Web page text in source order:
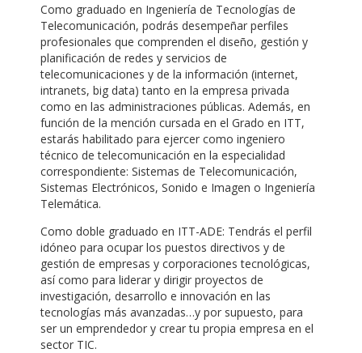
Como graduado en Ingeniería de Tecnologías de
Telecomunicación, podrás desempeñar perfiles
profesionales que comprenden el diseño, gestión y
planificación de redes y servicios de
telecomunicaciones y de la información (internet,
intranets, big data) tanto en la empresa privada
como en las administraciones públicas. Además, en
función de la mención cursada en el Grado en ITT,
estarás habilitado para ejercer como ingeniero
técnico de telecomunicación en la especialidad
correspondiente: Sistemas de Telecomunicación,
Sistemas Electrónicos, Sonido e Imagen o Ingeniería
Telemática.
Como doble graduado en ITT-ADE: Tendrás el perfil
idóneo para ocupar los puestos directivos y de
gestión de empresas y corporaciones tecnológicas,
así como para liderar y dirigir proyectos de
investigación, desarrollo e innovación en las
tecnologías más avanzadas…y por supuesto, para
ser un emprendedor y crear tu propia empresa en el
sector TIC.